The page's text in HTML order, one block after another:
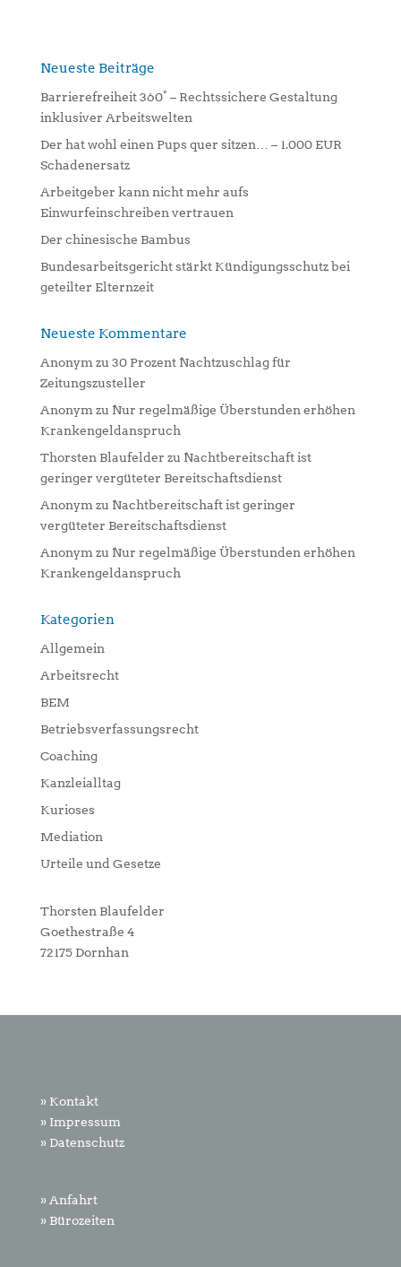
n
t
v
e
:
Neueste Beiträge
Barrierefreiheit 360° – Rechtssichere Gestaltung
inklusiver Arbeitswelten
Der hat wohl einen Pups quer sitzen… – 1.000 EUR
Schadenersatz
Arbeitgeber kann nicht mehr aufs
Einwurfeinschreiben vertrauen
Der chinesische Bambus
Bundesarbeitsgericht stärkt Kündigungsschutz bei
geteilter Elternzeit
Neueste Kommentare
Anonymzu 30 Prozent Nachtzuschlag für
Zeitungszusteller
Anonymzu Nur regelmäßige Überstunden erhöhen
Krankengeldanspruch
Thorsten Blaufelder zu Nachtbereitschaft ist
geringer vergüteter Bereitschaftsdienst
Anonymzu Nachtbereitschaft ist geringer
vergüteter Bereitschaftsdienst
Anonymzu Nur regelmäßige Überstunden erhöhen
Krankengeldanspruch
Kategorien
Allgemein
Arbeitsrecht
BEM
Betriebsverfassungsrecht
Coaching
Kanzleialltag
Kurioses
Mediation
Urteile und Gesetze
Thorsten Blaufelder
Goethestraße 4
72175 Dornhan
» Kontakt
» Impressum
» Datenschutz
» Anfahrt
» Bürozeiten